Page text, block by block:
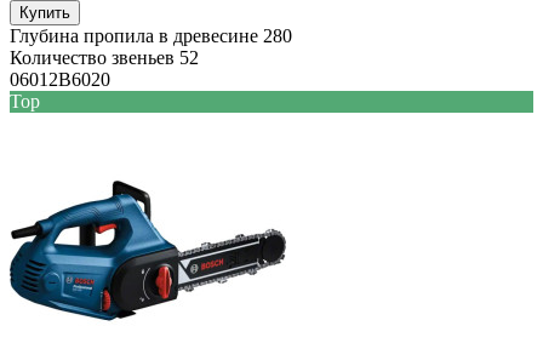
Купить
Глубина пропила в древесине 280
Количество звеньев 52
06012B6020
Top